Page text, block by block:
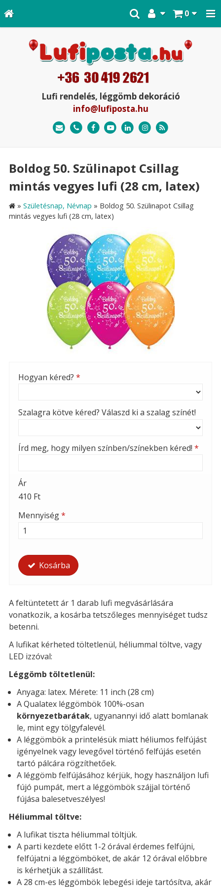
0
Lufi rendelés, léggömb dekoráció
info@lufiposta.hu
Boldog 50. Szülinapot Csillag
mintás vegyes lufi (28 cm, latex)
» Születésnap, Névnap » Boldog 50. Szülinapot Csillag
mintás vegyes lufi (28 cm, latex)
Hogyan kéred? *
Szalagra kötve kéred? Válaszd ki a szalag színét!
Írd meg, hogy milyen színben/színekben kéred! *
Ár
410 Ft
Mennyiség*
Kosárba
A feltüntetett ár 1 darab lufi megvásárlására
vonatkozik, a kosárba tetszőleges mennyiséget tudsz
betenni.
A lufikat kérheted töltetlenül, héliummal töltve, vagy
LED izzóval:
Léggömb töltetlenül:
Anyaga: latex. Mérete: 11 inch (28 cm)
A Qualatex léggömbök 100%-osan
környezetbarátak, ugyanannyi idő alatt bomlanak
le, mint egy tölgyfalevél.
A léggömbök a printelésük miatt héliumos felfújást
igényelnek vagy levegővel történő felfújás esetén
tartó pálcára rögzíthetőek.
A léggömb felfújásához kérjük, hogy használjon lufi
fújó pumpát, mert a léggömbök szájjal történő
fújása balesetveszélyes!
Héliummal töltve:
A lufikat tiszta héliummal töltjük.
A parti kezdete előtt 1-2 órával érdemes felfújni,
felfújatni a léggömböket, de akár 12 órával előbbre
is kérhetjük a szállítást.
A 28 cm-es léggömbök lebegési ideje tartósítva, akár